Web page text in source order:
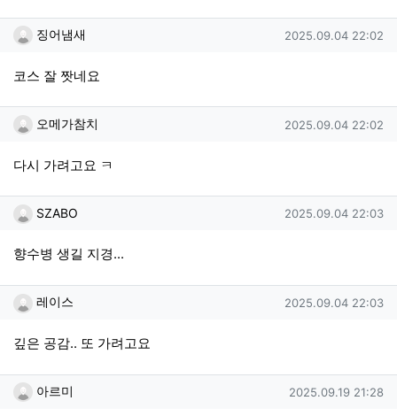
징어냄새님의 댓글
징어냄새 작성일
2025.09.04 22:02
코스 잘 짯네요
오메가참치님의 댓글
오메가참치 작성일
2025.09.04 22:02
다시 가려고요 ㅋ
SZABO님의 댓글
SZABO 작성일
2025.09.04 22:03
향수병 생길 지경...
레이스님의 댓글
레이스 작성일
2025.09.04 22:03
깊은 공감.. 또 가려고요
아르미님의 댓글
아르미 작성일
2025.09.19 21:28